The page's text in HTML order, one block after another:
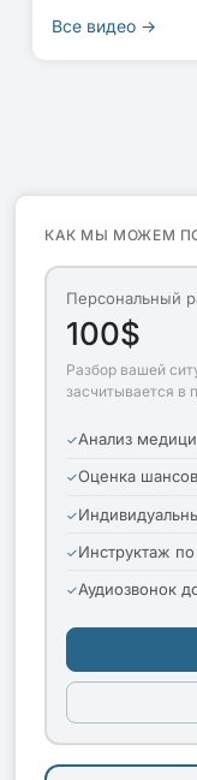
Все видео →
КАК МЫ МОЖЕМ
Персональный
100$
Разбор вашей
засчитывается в
Анализ
Оценка
Инструктаж
Аудиозвонок